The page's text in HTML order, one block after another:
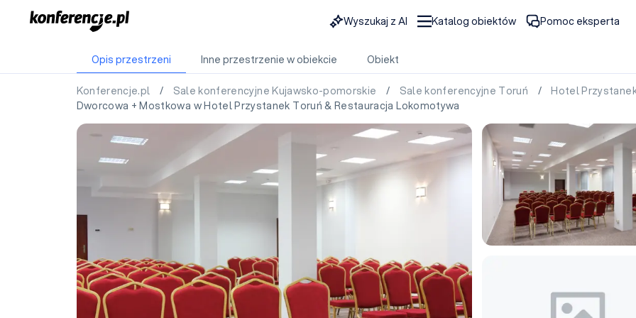
Wyszukaj z AI Katalog obiektów Pomoc eksperta
Opis przestrzeni Inne przestrzenie w obiekcie Obiekt
Konferencje.pl / Sale konferencyjne Kujawsko-pomorskie / Sale konferencyjne Toruń /Hotel
Dworcowa + Mostkowa w Hotel Przystanek Toruń & Restauracja Lokomotywa